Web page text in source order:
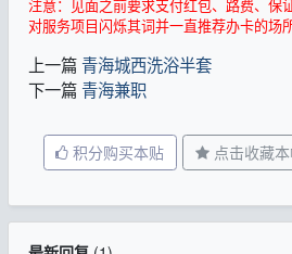
注意：见面之前要求支付红包、路费、保
对服务项目闪烁其词并一直推荐办卡的场
上一篇 青海城西洗浴半套
下一篇 青海兼职
积分购买本贴 点击收藏